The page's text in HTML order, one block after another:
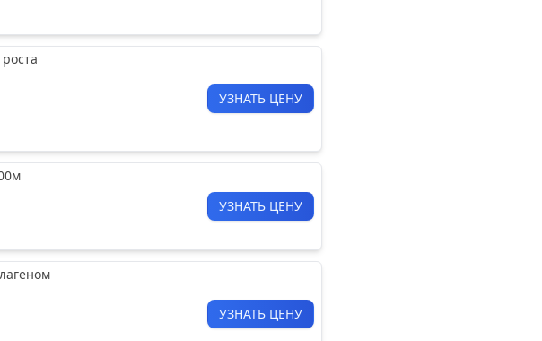
УЗНАТЬ ЦЕНУ
УЗНАТЬ ЦЕНУ
УЗНАТЬ ЦЕНУ